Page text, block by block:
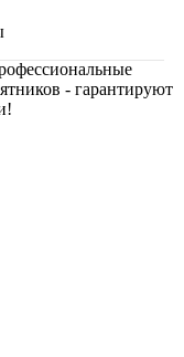
- гарантируют